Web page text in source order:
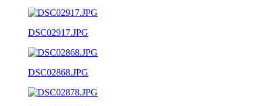
DSC02917.JPG
DSC02868.JPG